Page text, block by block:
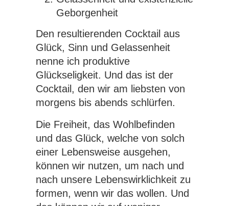
Geborgenheit
Den resultierenden Cocktail aus
Glück, Sinn und Gelassenheit
nenne ich produktive
Glückseligkeit. Und das ist der
Cocktail, den wir am liebsten von
morgens bis abends schlürfen.
Die Freiheit, das Wohlbefinden
und das Glück, welche von solch
einer Lebensweise ausgehen,
können wir nutzen, um nach und
nach unsere Lebenswirklichkeit zu
formen, wenn wir das wollen. Und